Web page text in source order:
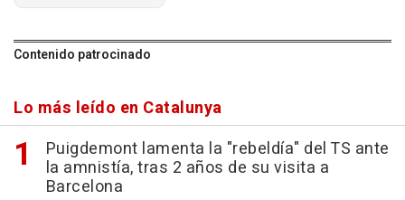
Contenido patrocinado
Lo más leído en Catalunya
Puigdemont lamenta la "rebeldía" del TS ante
la amnistía, tras 2 años de su visita a
Barcelona